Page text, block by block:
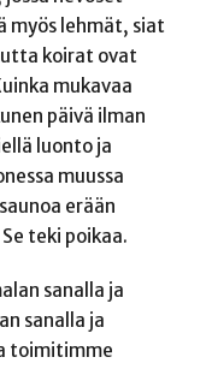
myös lehmät, siat
koirat ovat
mukavaa
päivä ilman
luonto ja
muussa
erään
teki poikaa.
sanalla ja
sanalla ja
toimitimme